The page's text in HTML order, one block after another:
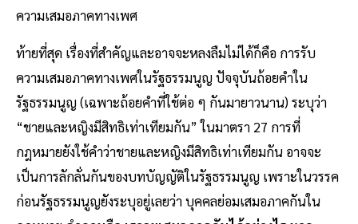
ความเสมอภาคทางเพศ
ท้ายที่สุด เรื่องที่สำคัญและอาจจะหลงลืมไม่ได้ก็คือ การรับ
ความเสมอภาคทางเพศในรัฐธรรมนูญ ปัจจุบันถ้อยคำใน
รัฐธรรมนูญ (เฉพาะถ้อยคำที่ใช้ต่อ ๆ กันมายาวนาน) ระบุว่า
“ชายและหญิงมีสิทธิเท่าเทียมกัน” ในมาตรา 27 การที่
กฎหมายยังใช้คำว่าชายและหญิงมีสิทธิเท่าเทียมกัน อาจจะ
เป็นการลักลั่นกันของบทบัญญัติในรัฐธรรมนูญ เพราะในวรรค
ก่อนรัฐธรรมนูญยังระบุอยู่เลยว่า บุคคลย่อมเสมอภาคกันใน